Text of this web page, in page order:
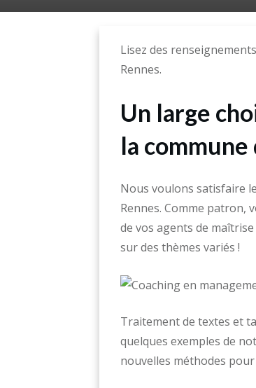
Lisez des
Rennes.
Un large
la commune
Nous voulons satisfaire
Rennes. Comme patron,
de vos agents de
sur des thèmes variés !
Traitement de textes et
quelques exemples de
nouvelles méthodes